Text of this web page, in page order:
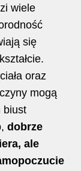
wiele
się
oraz
mogą
biust
dobrze
ale